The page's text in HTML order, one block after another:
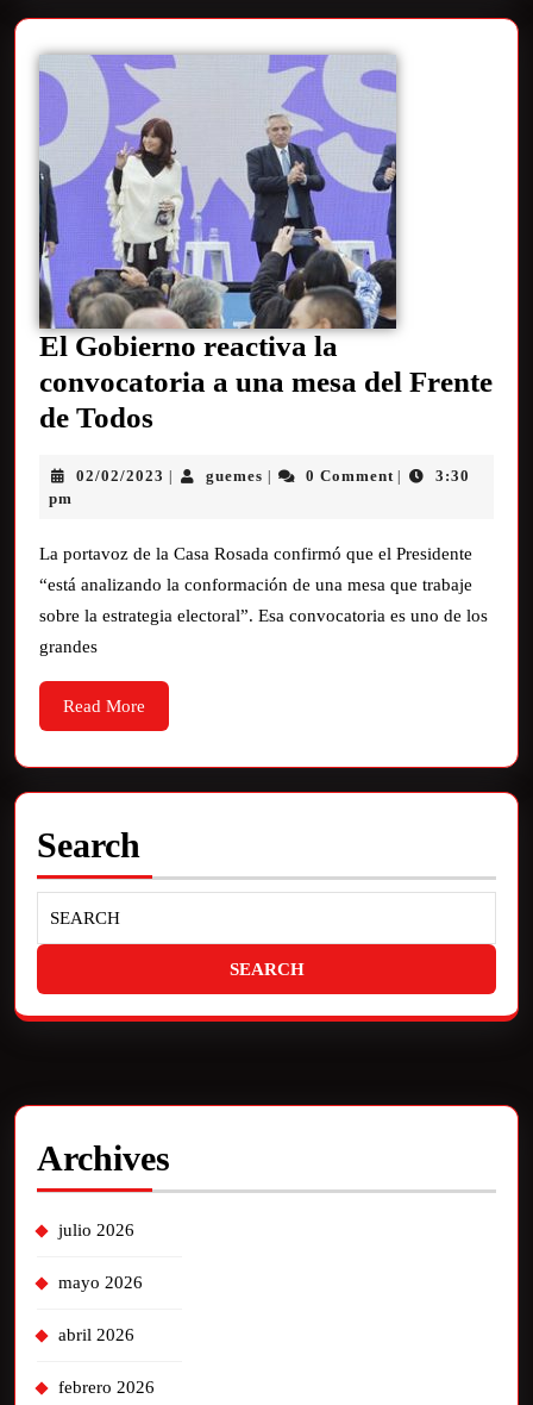
El Gobierno reactiva la
convocatoria a una mesa del Frente
de Todos
02/02/2023 | guemes | 0 Comment |
3:30
pm
La portavoz de la Casa Rosada confirmó que el Presidente
“está analizando la conformación de una mesa que trabaje
sobre la estrategia electoral”. Esa convocatoria es uno de los
grandes
Read More
Search
Archives
julio 2026
mayo 2026
abril 2026
febrero 2026